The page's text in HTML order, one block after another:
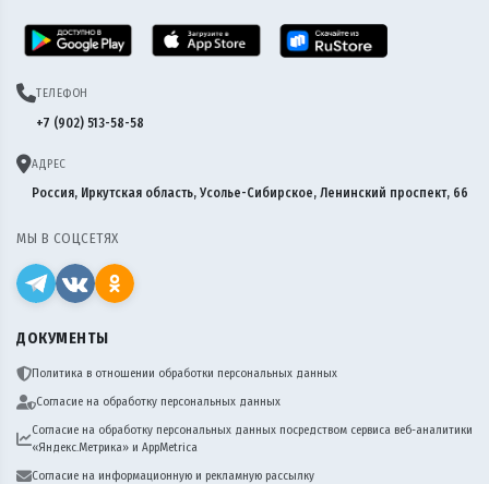
ТЕЛЕФОН
+7 (902) 513-58-58
АДРЕС
Россия, Иркутская область, Усолье-Сибирское, Ленинский проспект, 66
МЫ В СОЦСЕТЯХ
ДОКУМЕНТЫ
Политика в отношении обработки персональных данных
Согласие на обработку персональных данных
Согласие на обработку персональных данных посредством сервиса веб-аналитики
«Яндекс.Метрика» и AppMetrica
Согласие на информационную и рекламную рассылку